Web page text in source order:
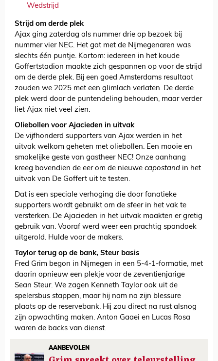
Wedstrijd
Strijd om derde plek
Ajax ging zaterdag als nummer drie op bezoek bij
nummer vier NEC. Het gat met de Nijmegenaren was
slechts één puntje. Kortom: iedereen in het koude
Goffertstadion maakte zich gespannen op voor de strijd
om de derde plek. Bij een goed Amsterdams resultaat
zouden we 2025 met een glimlach verlaten. De derde
plek werd door de puntendeling behouden, maar verder
liet Ajax niet veel zien.
Oliebollen voor Ajacieden in uitvak
De vijfhonderd supporters van Ajax werden in het
uitvak welkom geheten met oliebollen. Een mooie en
smakelijke geste van gastheer NEC! Onze aanhang
kreeg bovendien de eer om de nieuwe capostand in het
uitvak van De Goffert uit te testen.
Dat is een speciale verhoging die door fanatieke
supporters wordt gebruikt om de sfeer in het vak te
versterken. De Ajacieden in het uitvak maakten er gretig
gebruik van. Vooraf werd weer een prachtig spandoek
uitgerold. Hulde voor de makers.
Taylor terug op de bank, Steur basis
Fred Grim begon in Nijmegen in een 5-4-1-formatie, met
daarin opnieuw een plekje voor de zeventienjarige
Sean Steur. We zagen Kenneth Taylor ook uit de
spelersbus stappen, maar hij nam na zijn blessure
plaats op de reservebank. Hij zou direct na rust alsnog
zijn opwachting maken. Anton Gaaei en Lucas Rosa
waren de backs van dienst.
AANBEVOLEN